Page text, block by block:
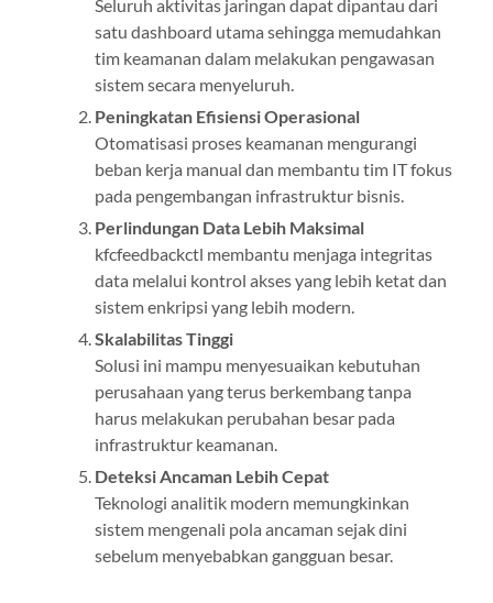
Seluruh aktivitas jaringan dapat dipantau dari
satu dashboard utama sehingga memudahkan
tim keamanan dalam melakukan pengawasan
sistem secara menyeluruh.
Peningkatan Efisiensi Operasional
Otomatisasi proses keamanan mengurangi
beban kerja manual dan membantu tim IT fokus
pada pengembangan infrastruktur bisnis.
Perlindungan Data Lebih Maksimal
kfcfeedbackctl membantu menjaga integritas
data melalui kontrol akses yang lebih ketat dan
sistem enkripsi yang lebih modern.
Skalabilitas Tinggi
Solusi ini mampu menyesuaikan kebutuhan
perusahaan yang terus berkembang tanpa
harus melakukan perubahan besar pada
infrastruktur keamanan.
Deteksi Ancaman Lebih Cepat
Teknologi analitik modern memungkinkan
sistem mengenali pola ancaman sejak dini
sebelum menyebabkan gangguan besar.